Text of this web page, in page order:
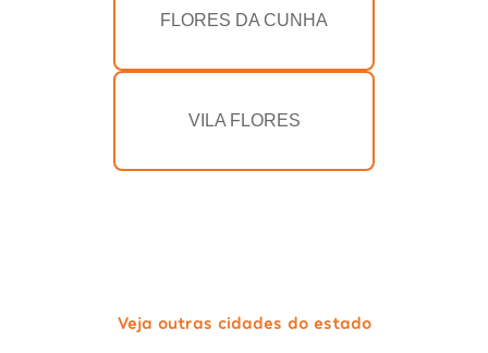
FLORES DA CUNHA
VILA FLORES
Veja outras cidades do estado